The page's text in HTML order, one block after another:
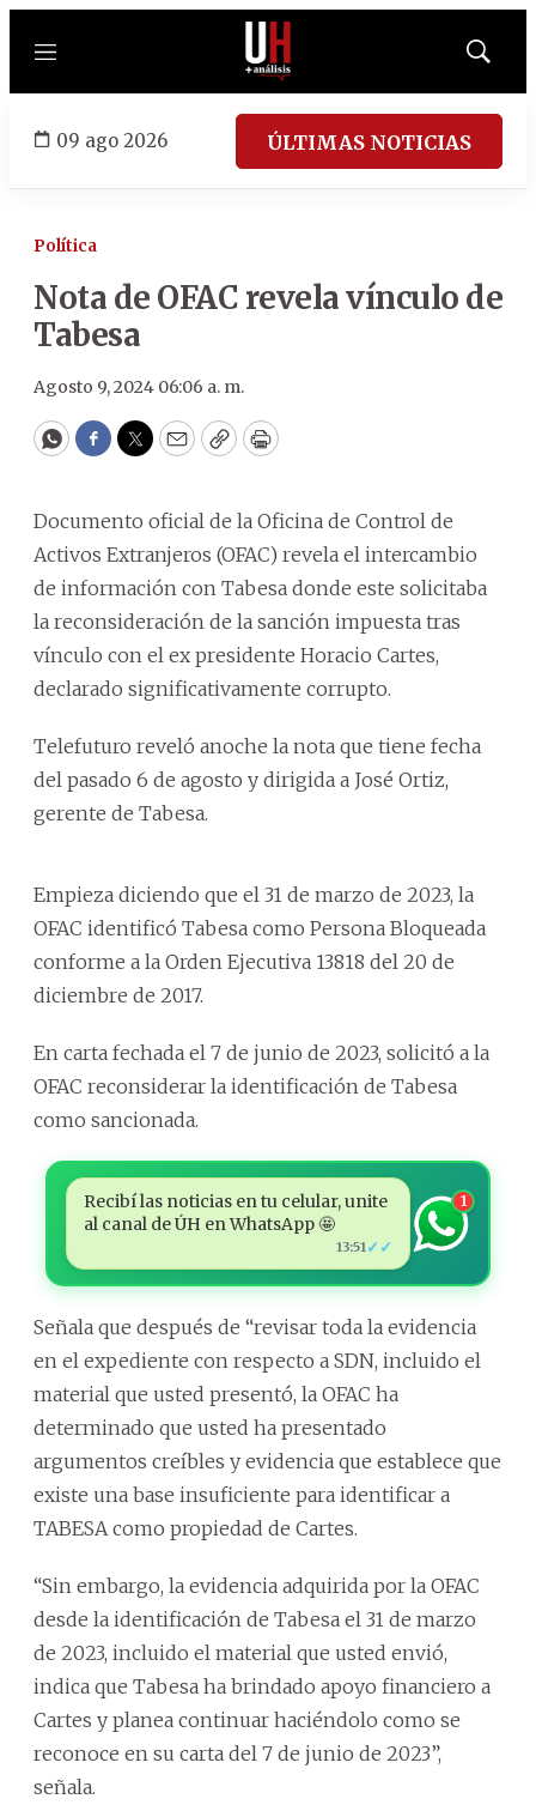
Menú
Mostrar
09 ago 2026 ÚLTIMAS NOTICIAS
Política
Nota de OFAC revela vínculo de
Tabesa
Agosto 9, 2024 06:06 a. m.
WhatsApp
Facebook
Twitter
EmailCopyPrint
Documento oficial de la Oficina de Control de
Activos Extranjeros (OFAC) revela el intercambio
de información con Tabesa donde este solicitaba
la reconsideración de la sanción impuesta tras
vínculo con el ex presidente Horacio Cartes,
declarado significativamente corrupto.
Telefuturo reveló anoche la nota que tiene fecha
del pasado 6 de agosto y dirigida a José Ortiz,
gerente de Tabesa.
Empieza diciendo que el 31 de marzo de 2023, la
OFAC identificó Tabesa como Persona Bloqueada
conforme a la Orden Ejecutiva 13818 del 20 de
diciembre de 2017.
En carta fechada el 7 de junio de 2023, solicitó a la
OFAC reconsiderar la identificación de Tabesa
como sancionada.
Recibí las noticias en tu celular, unite
al canal de ÚH en WhatsApp 🤩
13:51✓✓
1
Señala que después de “revisar toda la evidencia
en el expediente con respecto a SDN, incluido el
material que usted presentó, la OFAC ha
determinado que usted ha presentado
argumentos creíbles y evidencia que establece que
existe una base insuficiente para identificar a
TABESA como propiedad de Cartes.
“Sin embargo, la evidencia adquirida por la OFAC
desde la identificación de Tabesa el 31 de marzo
de 2023, incluido el material que usted envió,
indica que Tabesa ha brindado apoyo financiero a
Cartes y planea continuar haciéndolo como se
reconoce en su carta del 7 de junio de 2023”,
señala.